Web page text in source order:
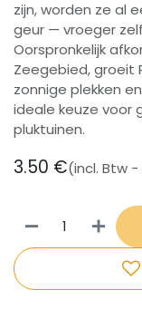
zijn, worden ze al
geur — vroeger
Oorspronkelijk
Zeegebied, groeit
zonnige plekken
ideale keuze voor
pluktuinen.
3.50 €(incl. Btw